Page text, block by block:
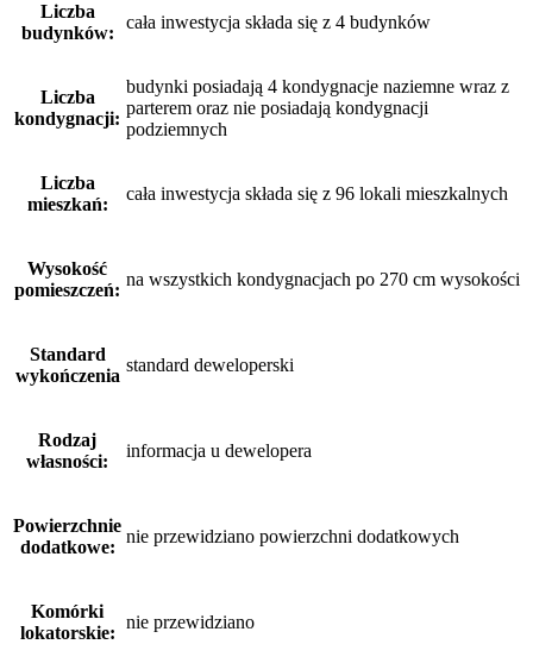
Liczba
budynków:
cała inwestycja składa się z 4 budynków
Liczba
kondygnacji:
budynki posiadają 4 kondygnacje naziemne wraz z
parterem oraz nie posiadają kondygnacji
podziemnych
Liczba
mieszkań:
cała inwestycja składa się z 96 lokali mieszkalnych
Wysokość
pomieszczeń:
na wszystkich kondygnacjach po 270 cm wysokości
Standard
wykończenia
standard deweloperski
Rodzaj
własności:
informacja u dewelopera
Powierzchnie
dodatkowe:
nie przewidziano powierzchni dodatkowych
Komórki
lokatorskie:
nie przewidziano